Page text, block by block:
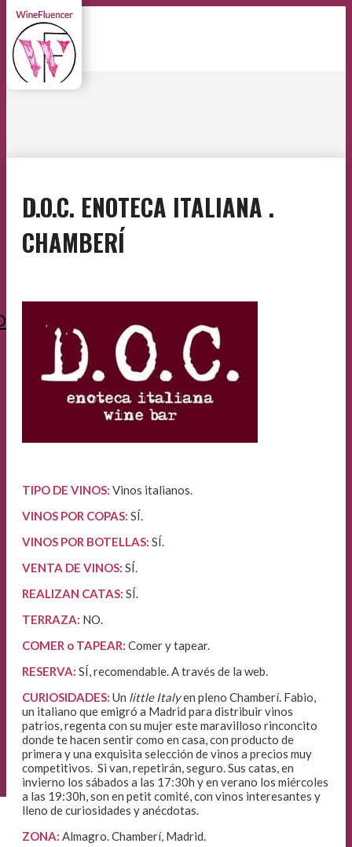
D.O.C. ENOTECA ITALIANA .
CHAMBERÍ
TIPO DE VINOS: Vinos italianos.
VINOS POR COPAS: SÍ.
VINOS POR BOTELLAS: SÍ.
VENTA DE VINOS: SÍ.
REALIZAN CATAS: SÍ.
TERRAZA: NO.
COMER o TAPEAR: Comer y tapear.
RESERVA: SÍ, recomendable. A través de la web.
CURIOSIDADES: Un little Italyen pleno Chamberí. Fabio,
un italiano que emigró a Madrid para distribuir vinos
patrios, regenta con su mujer este maravilloso rinconcito
donde te hacen sentir como en casa, con producto de
primera y una exquisita selección de vinos a precios muy
competitivos. Si van, repetirán, seguro. Sus catas, en
invierno los sábados a las 17:30h y en verano los miércoles
a las 19:30h, son en petit comité, con vinos interesantes y
lleno de curiosidades y anécdotas.
ZONA: Almagro. Chamberí, Madrid.